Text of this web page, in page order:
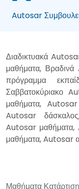
Autosar
Διαδικτυακά
μαθήματα,
πρόγραμμα
Σαββατοκύριακο
μαθήματα,
Autosar
Autosar μαθήματα,
μαθήματα, Autosar
Μαθήματα